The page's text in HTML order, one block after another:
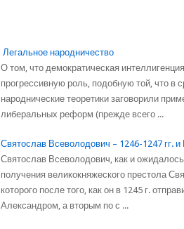
Легальное народничество
О том, что демократическая
прогрессивную роль, подобную той, что
народнические теоретики заговорили
либеральных реформ (прежде всего ...
Святослав Всеволодович – 1246-1247 гг.
Святослав Всеволодович, как и
получения великокняжеского престола
которого после того, как он в 1245 г.
Александром, а вторым по с ...